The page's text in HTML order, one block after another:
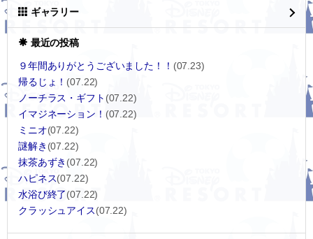
ギャラリー
最近の投稿
９年間ありがとうございました！！ (07.23)
帰るじょ！ (07.22)
ノーチラス・ギフト (07.22)
イマジネーション！ (07.22)
ミニオ(07.22)
謎解き (07.22)
抹茶あずき (07.22)
ハピネス(07.22)
水浴び終了(07.22)
クラッシュアイス(07.22)